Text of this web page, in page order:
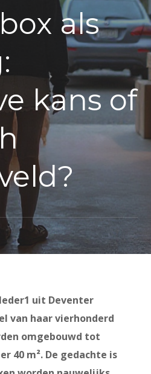
als
kans of
uit Deventer
van haar vierhonderd
omgebouwd tot
40 m². De gedachte is